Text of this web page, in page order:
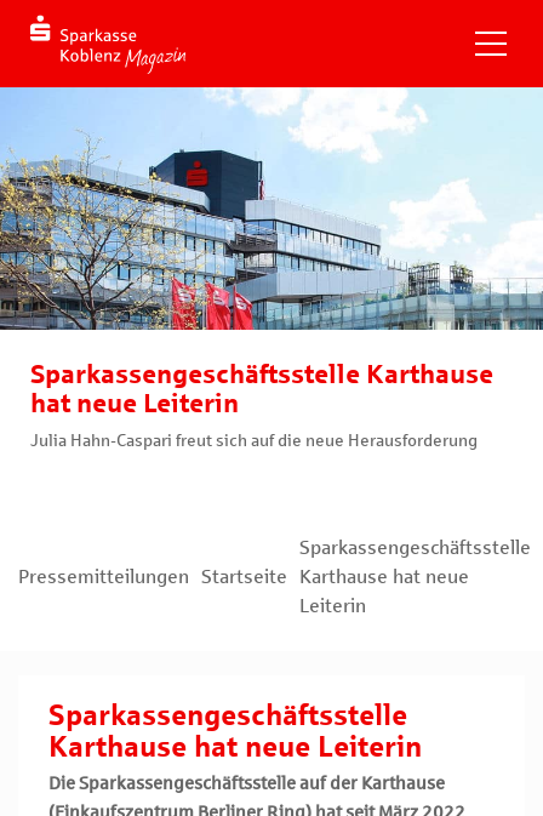
Sparkassengeschäftsstelle Karthause
hat neue Leiterin
Julia Hahn-Caspari freut sich auf die neue Herausforderung
Pressemitteilungen Startseite
Sparkassengeschäftsstelle
Karthause hat neue
Leiterin
Sparkassengeschäftsstelle
Karthause hat neue Leiterin
Die Sparkassengeschäftsstelle auf der Karthause